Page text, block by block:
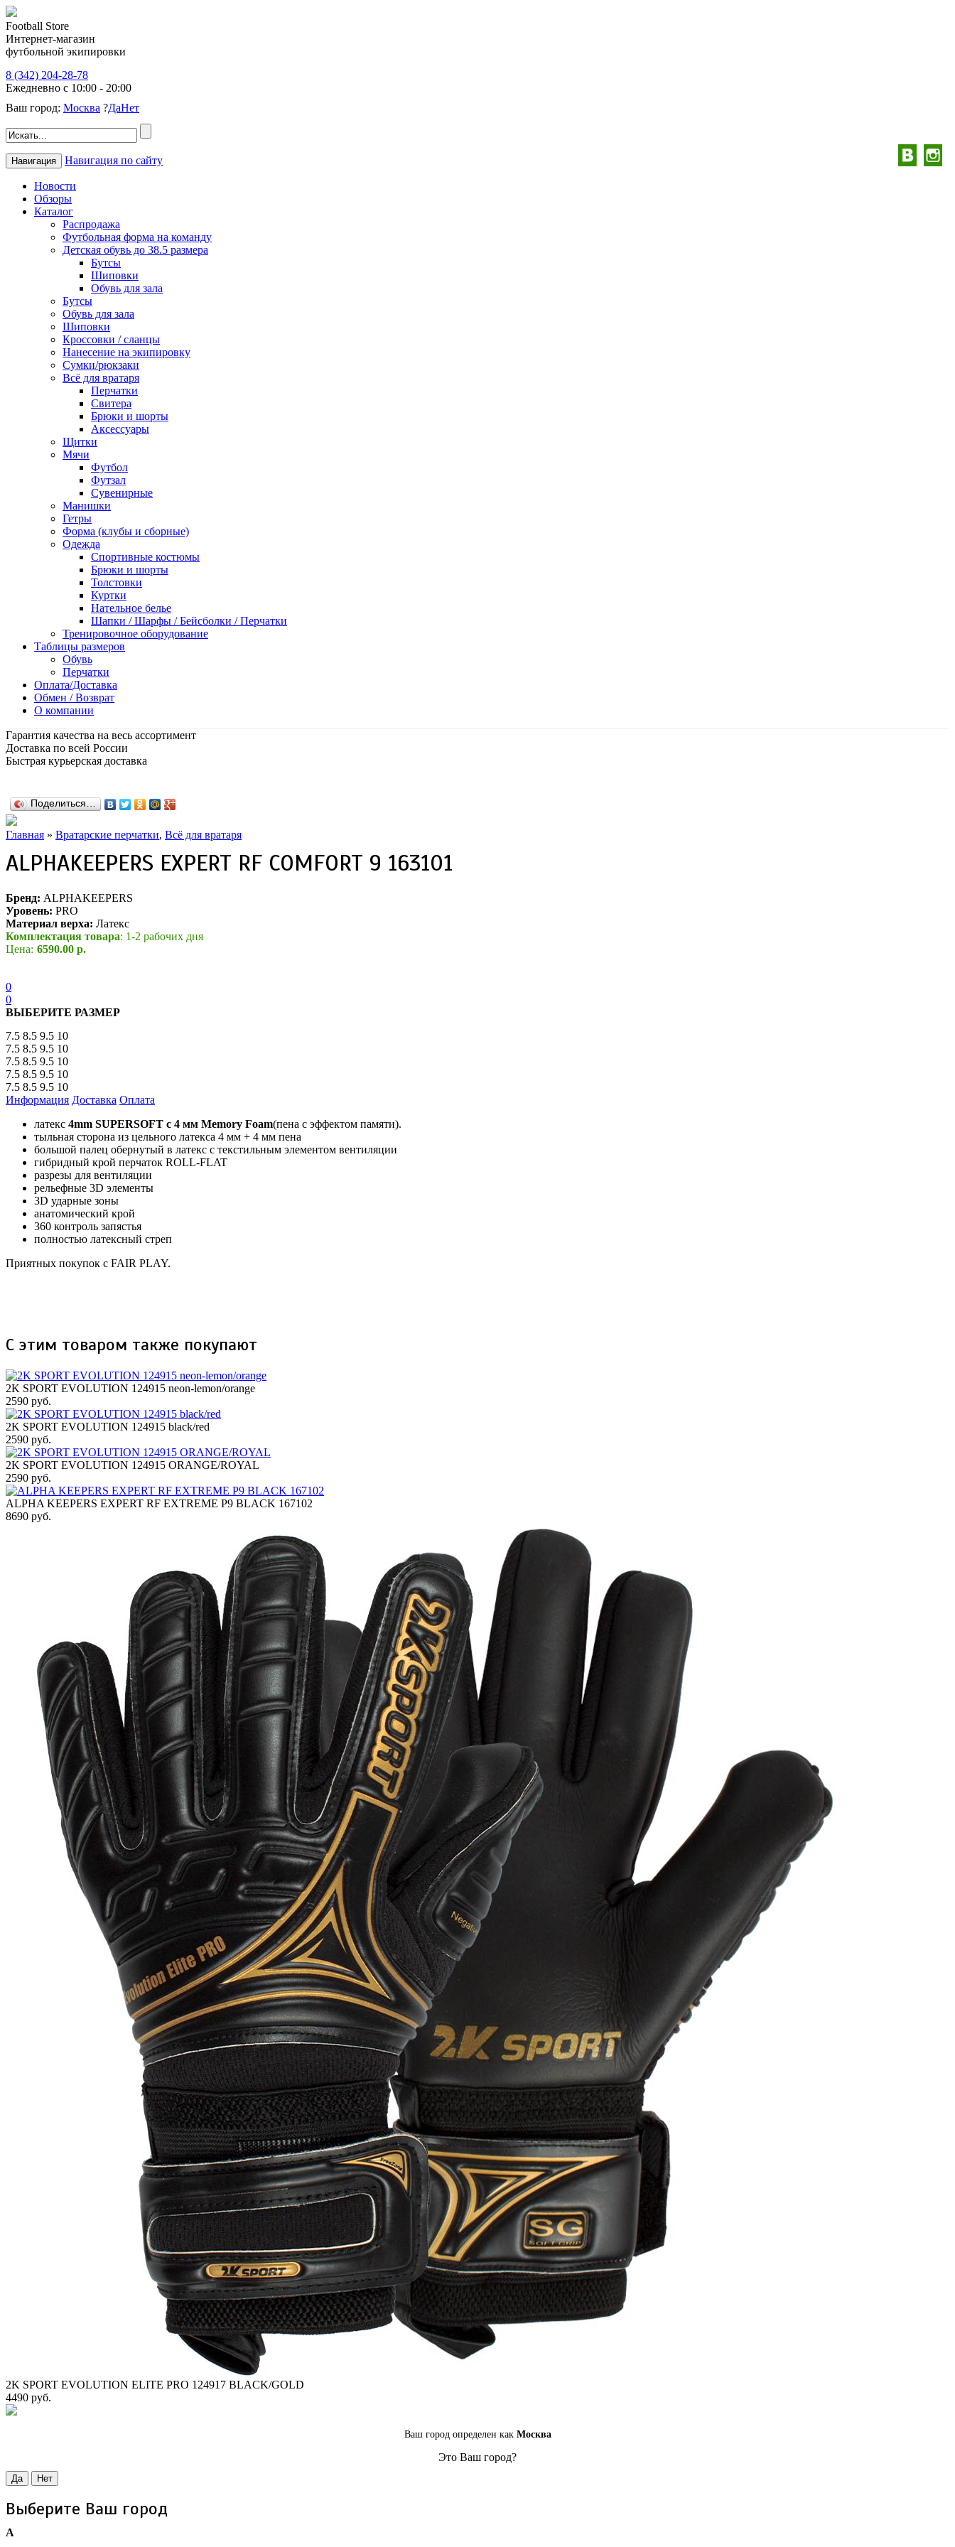
Football Store
Интернет-магазин
футбольной экипировки
8 (342) 204-28-78
Ежедневно с 10:00 - 20:00
Ваш город: Москва ?ДаНет
Навигация Навигация по сайту
Новости
Обзоры
Каталог
Распродажа
Футбольная форма на команду
Детская обувь до 38.5 размера
Бутсы
Шиповки
Обувь для зала
Бутсы
Обувь для зала
Шиповки
Кроссовки / сланцы
Нанесение на экипировку
Сумки/рюкзаки
Всё для вратаря
Перчатки
Cвитера
Брюки и шорты
Аксессуары
Щитки
Мячи
Футбол
Футзал
Сувенирные
Манишки
Гетры
Форма (клубы и сборные)
Одежда
Спортивные костюмы
Брюки и шорты
Толстовки
Куртки
Нательное белье
Шапки / Шарфы / Бейсболки / Перчатки
Тренировочное оборудование
Таблицы размеров
Обувь
Перчатки
Оплата/Доставка
Обмен / Возврат
О компании
Гарантия качества на весь ассортимент
Доставка по всей России
Быстрая курьерская доставка
Поделиться…
Главная » Вратарские перчатки, Всё для вратаря
ALPHAKEEPERS EXPERT RF COMFORT 9 163101
Бренд: ALPHAKEEPERS
Уровень: PRO
Материал верха: Латекс
Комплектация товара: 1-2 рабочих дня
Цена: 6590.00 р.
0
0
ВЫБЕРИТЕ РАЗМЕР
7.5 8.5 9.5 10
7.5 8.5 9.5 10
7.5 8.5 9.5 10
7.5 8.5 9.5 10
7.5 8.5 9.5 10
Информация Доставка Оплата
латекс 4mm SUPERSOFT с 4 мм Memory Foam(пена с эффектом памяти).
тыльная сторона из цельного латекса 4 мм + 4 мм пена
большой палец обернутый в латекс с текстильным элементом вентиляции
гибридный крой перчаток ROLL-FLAT
разрезы для вентиляции
рельефные 3D элементы
3D ударные зоны
анатомический крой
360 контроль запястья
полностью латексный стреп
Приятных покупок с FAIR PLAY.
С этим товаром также покупают
2K SPORT EVOLUTION 124915 neon-lemon/orange
2590 руб.
2K SPORT EVOLUTION 124915 black/red
2590 руб.
2K SPORT EVOLUTION 124915 ORANGE/ROYAL
2590 руб.
ALPHA KEEPERS EXPERT RF EXTREME P9 BLACK 167102
8690 руб.
2K SPORT EVOLUTION ELITE PRO 124917 BLACK/GOLD
4490 руб.
Ваш город определен как Москва
Это Ваш город?
Да Нет
Выберите Ваш город
А